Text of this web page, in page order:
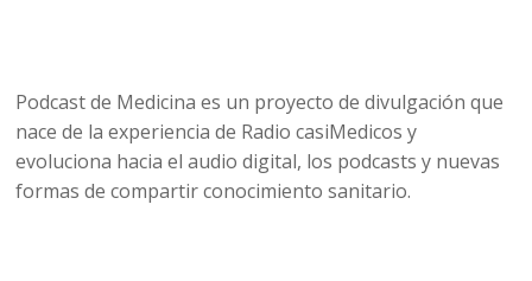
Podcast de Medicina es un proyecto de divulgación que
nace de la experiencia de Radio casiMedicos y
evoluciona hacia el audio digital, los podcasts y nuevas
formas de compartir conocimiento sanitario.